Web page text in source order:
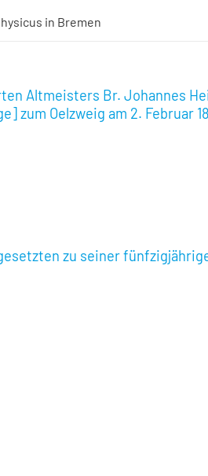
in Bremen
Altmeisters Br. Johannes
zum Oelzweig am 2. Februar
zu seiner